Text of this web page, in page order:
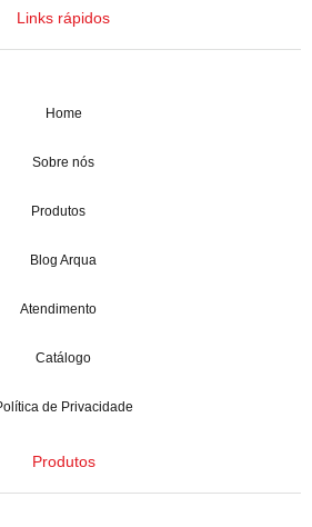
Links rápidos
Home
Sobre nós
Produtos
Blog Arqua
Atendimento
Catálogo
de Privacidade
Produtos